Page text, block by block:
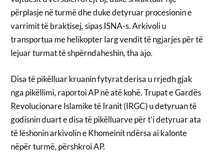
përplasje në turmë dhe duke detyruar procesionin e
varrimit të braktisej, sipas ISNA-s. Arkivoli u
transportua me helikopter larg vendit të ngjarjes për të
lejuar turmat të shpërndaheshin, tha ajo.
Disa të pikëlluar kruanin fytyrat derisa u rrjedh gjak
nga pikëllimi, raportoi AP në atë kohë. Trupat e Gardës
Revolucionare Islamike të Iranit (IRGC) u detyruan të
godisnin duart e disa të pikëlluarve për t’i detyruar ata
të lëshonin arkivolin e Khomeinit ndërsa ai kalonte
nëpër turmë, përshkroi AP.